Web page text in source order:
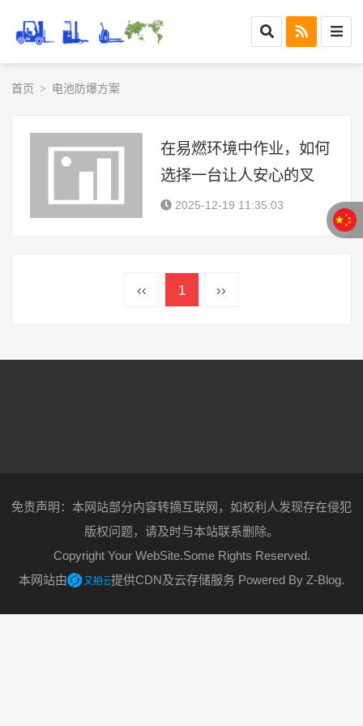
首页 > 电池防爆方案
在易燃环境中作业，如何
选择一台让人安心的叉
车？比亚迪4.5吨电池防
2025-12-19 11:35:03
‹‹ 1 ››
免责声明：本网站部分内容转摘互联网，如权利人发现存在侵犯
版权问题，请及时与本站联系删除。
Copyright Your WebSite.Some Rights Reserved.
本网站由
提供CDN及云存储服务 Powered By Z-Blog.